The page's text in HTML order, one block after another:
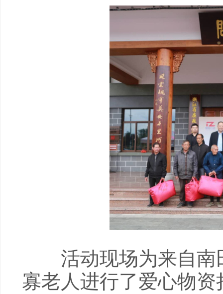
活动现场为来自南
寡老人进行了爱心物